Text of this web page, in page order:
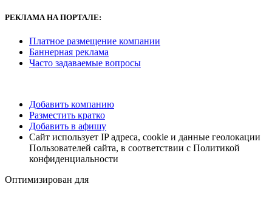
РЕКЛАМА НА ПОРТАЛЕ:
Платное размещение компании
Баннерная реклама
Часто задаваемые вопросы
Добавить компанию
Разместить кратко
Добавить в афишу
Сайт использует IP адреса, cookie и данные геолокации
Пользователей сайта, в соответствии с Политикой
конфиденциальности
Оптимизирован для